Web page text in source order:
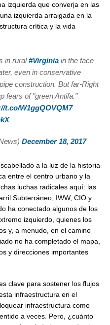
izquierda que converja en las
izquierda arraigada en la
crítica y la vida
in rural#Virginia in the face
even in conservative
construction. But far-Right
fears of "green Antifa."
t.co/W1ggQOVQM7
December 18, 2017
a la luz de la historia
entre el centro urbano y la
luchas radicales aquí: las
Subterráneo, IWW, CIO y
ha conectado algunos de los
izquierdo, quienes los
y, a menudo, en el camino
no ha completado el mapa,
y direcciones importantes
clave para sostener los flujos
infraestructura en el
infraestructura como
a veces. Pero, ¿cuánto